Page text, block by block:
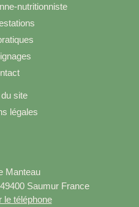
nutritionniste
site
légales
Manteau
49400 Saumur France
le téléphone